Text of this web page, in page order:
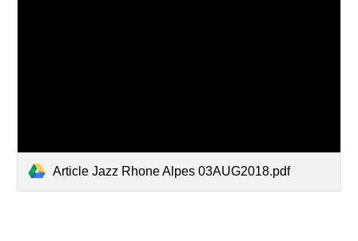
Article Jazz Rhone Alpes 03AUG2018.pdf